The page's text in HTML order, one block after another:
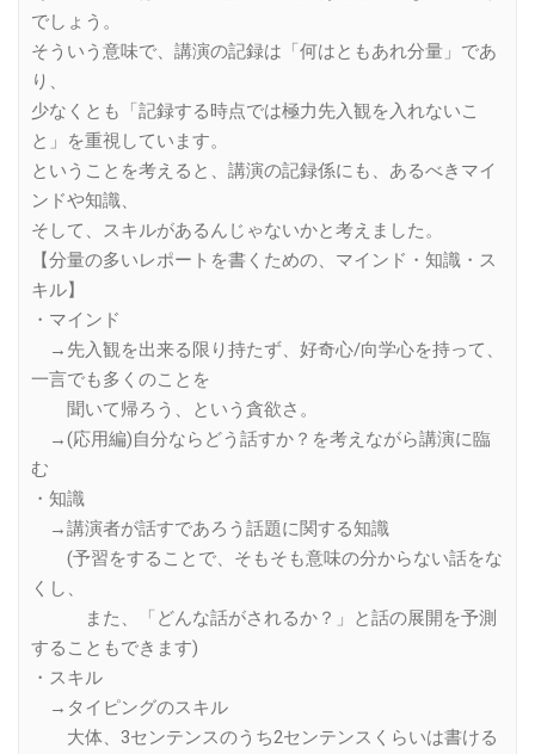
でしょう。
そういう意味で、講演の記録は「何はともあれ分量」であ
り、
少なくとも「記録する時点では極力先入観を入れないこ
と」を重視しています。
ということを考えると、講演の記録係にも、あるべきマイ
ンドや知識、
そして、スキルがあるんじゃないかと考えました。
【分量の多いレポートを書くための、マインド・知識・ス
キル】
・マインド
→先入観を出来る限り持たず、好奇心/向学心を持って、
一言でも多くのことを
聞いて帰ろう、という貪欲さ。
→(応用編)自分ならどう話すか？を考えながら講演に臨
む
・知識
→講演者が話すであろう話題に関する知識
(予習をすることで、そもそも意味の分からない話をな
くし、
また、「どんな話がされるか？」と話の展開を予測
することもできます)
・スキル
→タイピングのスキル
大体、3センテンスのうち2センテンスくらいは書ける